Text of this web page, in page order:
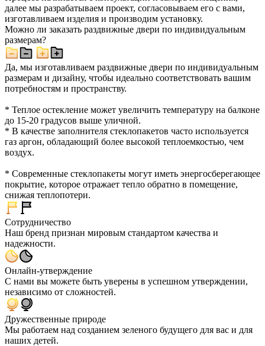
далее мы разрабатываем проект, согласовываем его с вами,
изготавливаем изделия и производим установку.
Можно ли заказать раздвижные двери по индивидуальным
размерам?
Да, мы изготавливаем раздвижные двери по индивидуальным
размерам и дизайну, чтобы идеально соответствовать вашим
потребностям и пространству.
* Теплое остекление может увеличить температуру на балконе
до 15-20 градусов выше уличной.
* В качестве заполнителя стеклопакетов часто используется
газ аргон, обладающий более высокой теплоемкостью, чем
воздух.
* Современные стеклопакеты могут иметь энергосберегающее
покрытие, которое отражает тепло обратно в помещение,
снижая теплопотери.
Сотрудничество
Наш бренд признан мировым стандартом качества и
надежности.
Онлайн-утверждение
С нами вы можете быть уверены в успешном утверждении,
независимо от сложностей.
Дружественные природе
Мы работаем над созданием зеленого будущего для вас и для
наших детей.